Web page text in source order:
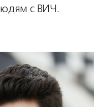
с ВИЧ.